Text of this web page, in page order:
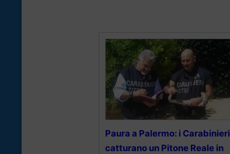
Paura a Palermo: i Carabinieri
catturano un Pitone Reale in